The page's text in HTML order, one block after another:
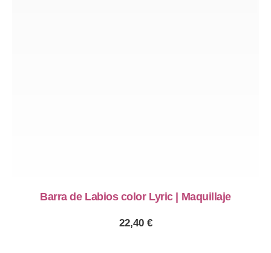
Barra de Labios color Lyric | Maquillaje
22,40 €